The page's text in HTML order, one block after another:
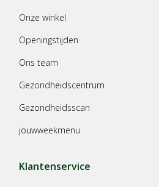
Onze winkel
Openingstijden
Ons team
Gezondheidscentrum
Gezondheidsscan
jouwweekmenu
Klantenservice